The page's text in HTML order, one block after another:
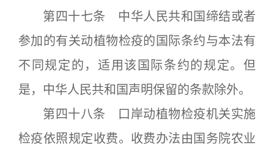
第四十七条 中华人民共和国缔结或者
参加的有关动植物检疫的国际条约与本法有
不同规定的，适用该国际条约的规定。但
是，中华人民共和国声明保留的条款除外。
第四十八条 口岸动植物检疫机关实施
检疫依照规定收费。收费办法由国务院农业